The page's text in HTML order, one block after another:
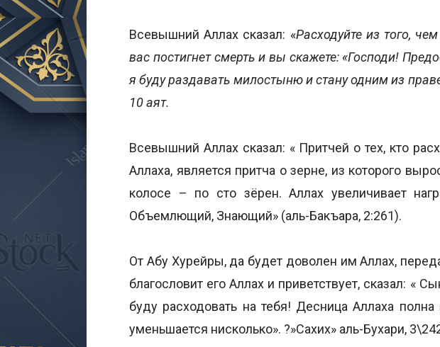
Всевышний Аллах сказал: «Расходуйте из того,
вас постигнет смерть и вы скажете: «Господи!
я буду раздавать милостыню и стану одним из
10 аят.
Всевышний Аллах сказал: « Притчей о тех, кто
Аллаха, является притча о зерне, из которого
колосе – по сто зёрен. Аллах увеличивает
Объемлющий, Знающий» (аль-Бакъара, 2:261).
От Абу Хурейры, да будет доволен им Аллах,
благословит его Аллах и приветствует, сказал: «
буду расходовать на тебя! Десница Аллаха
уменьшается нисколько». ?»Сахих» аль-Бухари,